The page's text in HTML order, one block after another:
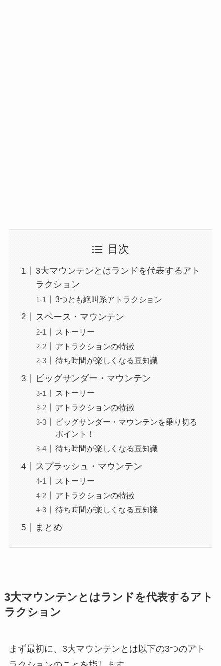
目次
3大マウンテンとはランドを代表するアト
ラクション
3つとも絶叫系アトラクション
スペース・マウンテン
ストーリー
アトラクションの特徴
待ち時間が楽しくなる豆知識
ビッグサンダー・マウンテン
ストーリー
アトラクションの特徴
ビッグサンダー・マウンテンを乗り切る
ポイント！
待ち時間が楽しくなる豆知識
スプラッシュ・マウンテン
ストーリー
アトラクションの特徴
待ち時間が楽しくなる豆知識
まとめ
3大マウンテンとはランドを代表するアト
ラクション
まず最初に、3大マウンテンとは以下の3つのアト